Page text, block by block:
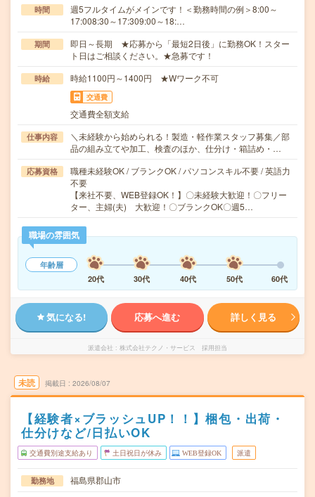
時間
週5フルタイムがメインです！＜勤務時間の例＞8:00～
17:008:30～17:309:00～18:…
期間
即日～長期 ★応募から「最短2日後」に勤務OK！スター
ト日はご相談ください。★急募です！
時給 時給1100円～1400円 ★Wワーク不可
交通費
交通費全額支給
仕事内容
＼未経験から始められる！製造・軽作業スタッフ募集／部
品の組み立てや加工、検査のほか、仕分け・箱詰め・…
応募資格
職種未経験OK / ブランクOK / パソコンスキル不要 / 英語力
不要
【来社不要、WEB登録OK！】〇未経験大歓迎！〇フリー
ター、主婦(夫) 大歓迎！〇ブランクOK〇週5…
職場の雰囲気
年齢層
20代
30代 40代 50代 60代
気になる! 応募へ進む 詳しく見る
派遣会社 株式会社テクノ・サービス 採用担当
未読 掲載日 2026/08/07
【経験者×ブラッシュUP！！】梱包・出荷・
仕分けなど/日払いOK
交通費別途支給あり 土日祝日が休み WEB登録OK 派遣
勤務地 福島県郡山市